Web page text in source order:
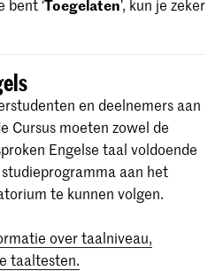
bent ‘Toegelaten’, kun je zeker
en deelnemers aan
Cursus moeten zowel de
Engelse taal voldoende
aan het
te kunnen volgen.
over taalniveau,
taaltesten.